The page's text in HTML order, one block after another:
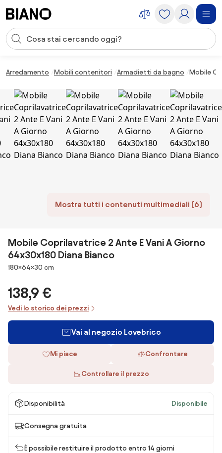
Input della ricerca
Arredamento Mobili contenitori Armadietti da bagno Mobile
Mostra tutti i contenuti multimediali (6)
Mobile Coprilavatrice 2 Ante E Vani A Giorno
64x30x180 Diana Bianco
Dimensioni
180×64×30 cm
138,9 €
Vedi lo storico dei prezzi
Vai al negozio Lovebrico
Mi piace Confrontare
Controllare il prezzo
Disponibilità Disponibile
Consegna gratuita
È possibile restituire il prodotto entro 14 giorni